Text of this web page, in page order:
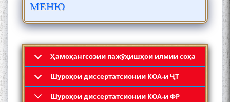
МЕНЮ
Ҳамоҳангсозии пажӯҳишҳои илмии соҳа
Шyроҳои диссертатсионии КОА-и ҶТ
Шyроҳои диссертатсионии КОА-и ФР
МӮЪМИН ҚАНОАТ СОХТА
Кадамчо Худои Шарифзода